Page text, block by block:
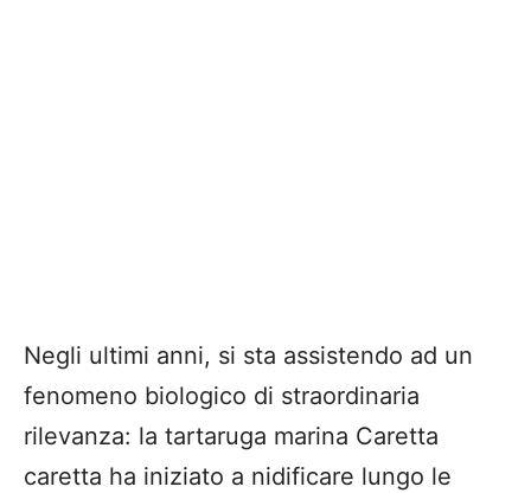
Negli ultimi anni, si sta assistendo ad un
fenomeno biologico di straordinaria
rilevanza: la tartaruga marina Caretta
caretta ha iniziato a nidificare lungo le